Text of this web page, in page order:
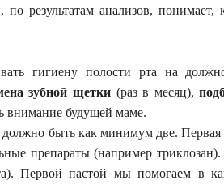
по результатам анализов,
гигиену полости рта на
зубной щетки (раз в месяц),
внимание будущей маме.
быть как минимум две.
препараты (например
Первой пастой мы помогаем в